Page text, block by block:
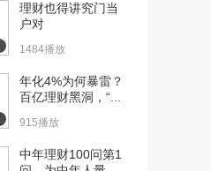
理财也得讲究门当
户对
1484播放
年化4%为何暴雷？
百亿理财黑洞，“...
915播放
中年理财100问第1